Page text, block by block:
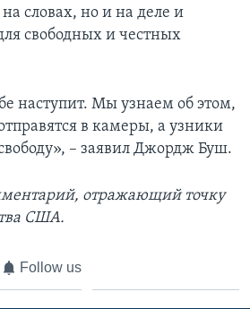
словах, но и на деле и
свободных и честных
наступит. Мы узнаем об этом,
в камеры, а узники
– заявил Джордж Буш.
отражающий точку
США.
Follow us